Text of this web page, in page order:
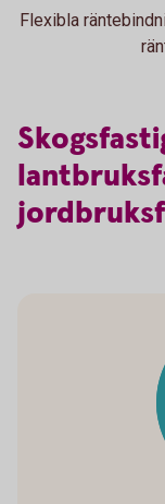
Flexibla